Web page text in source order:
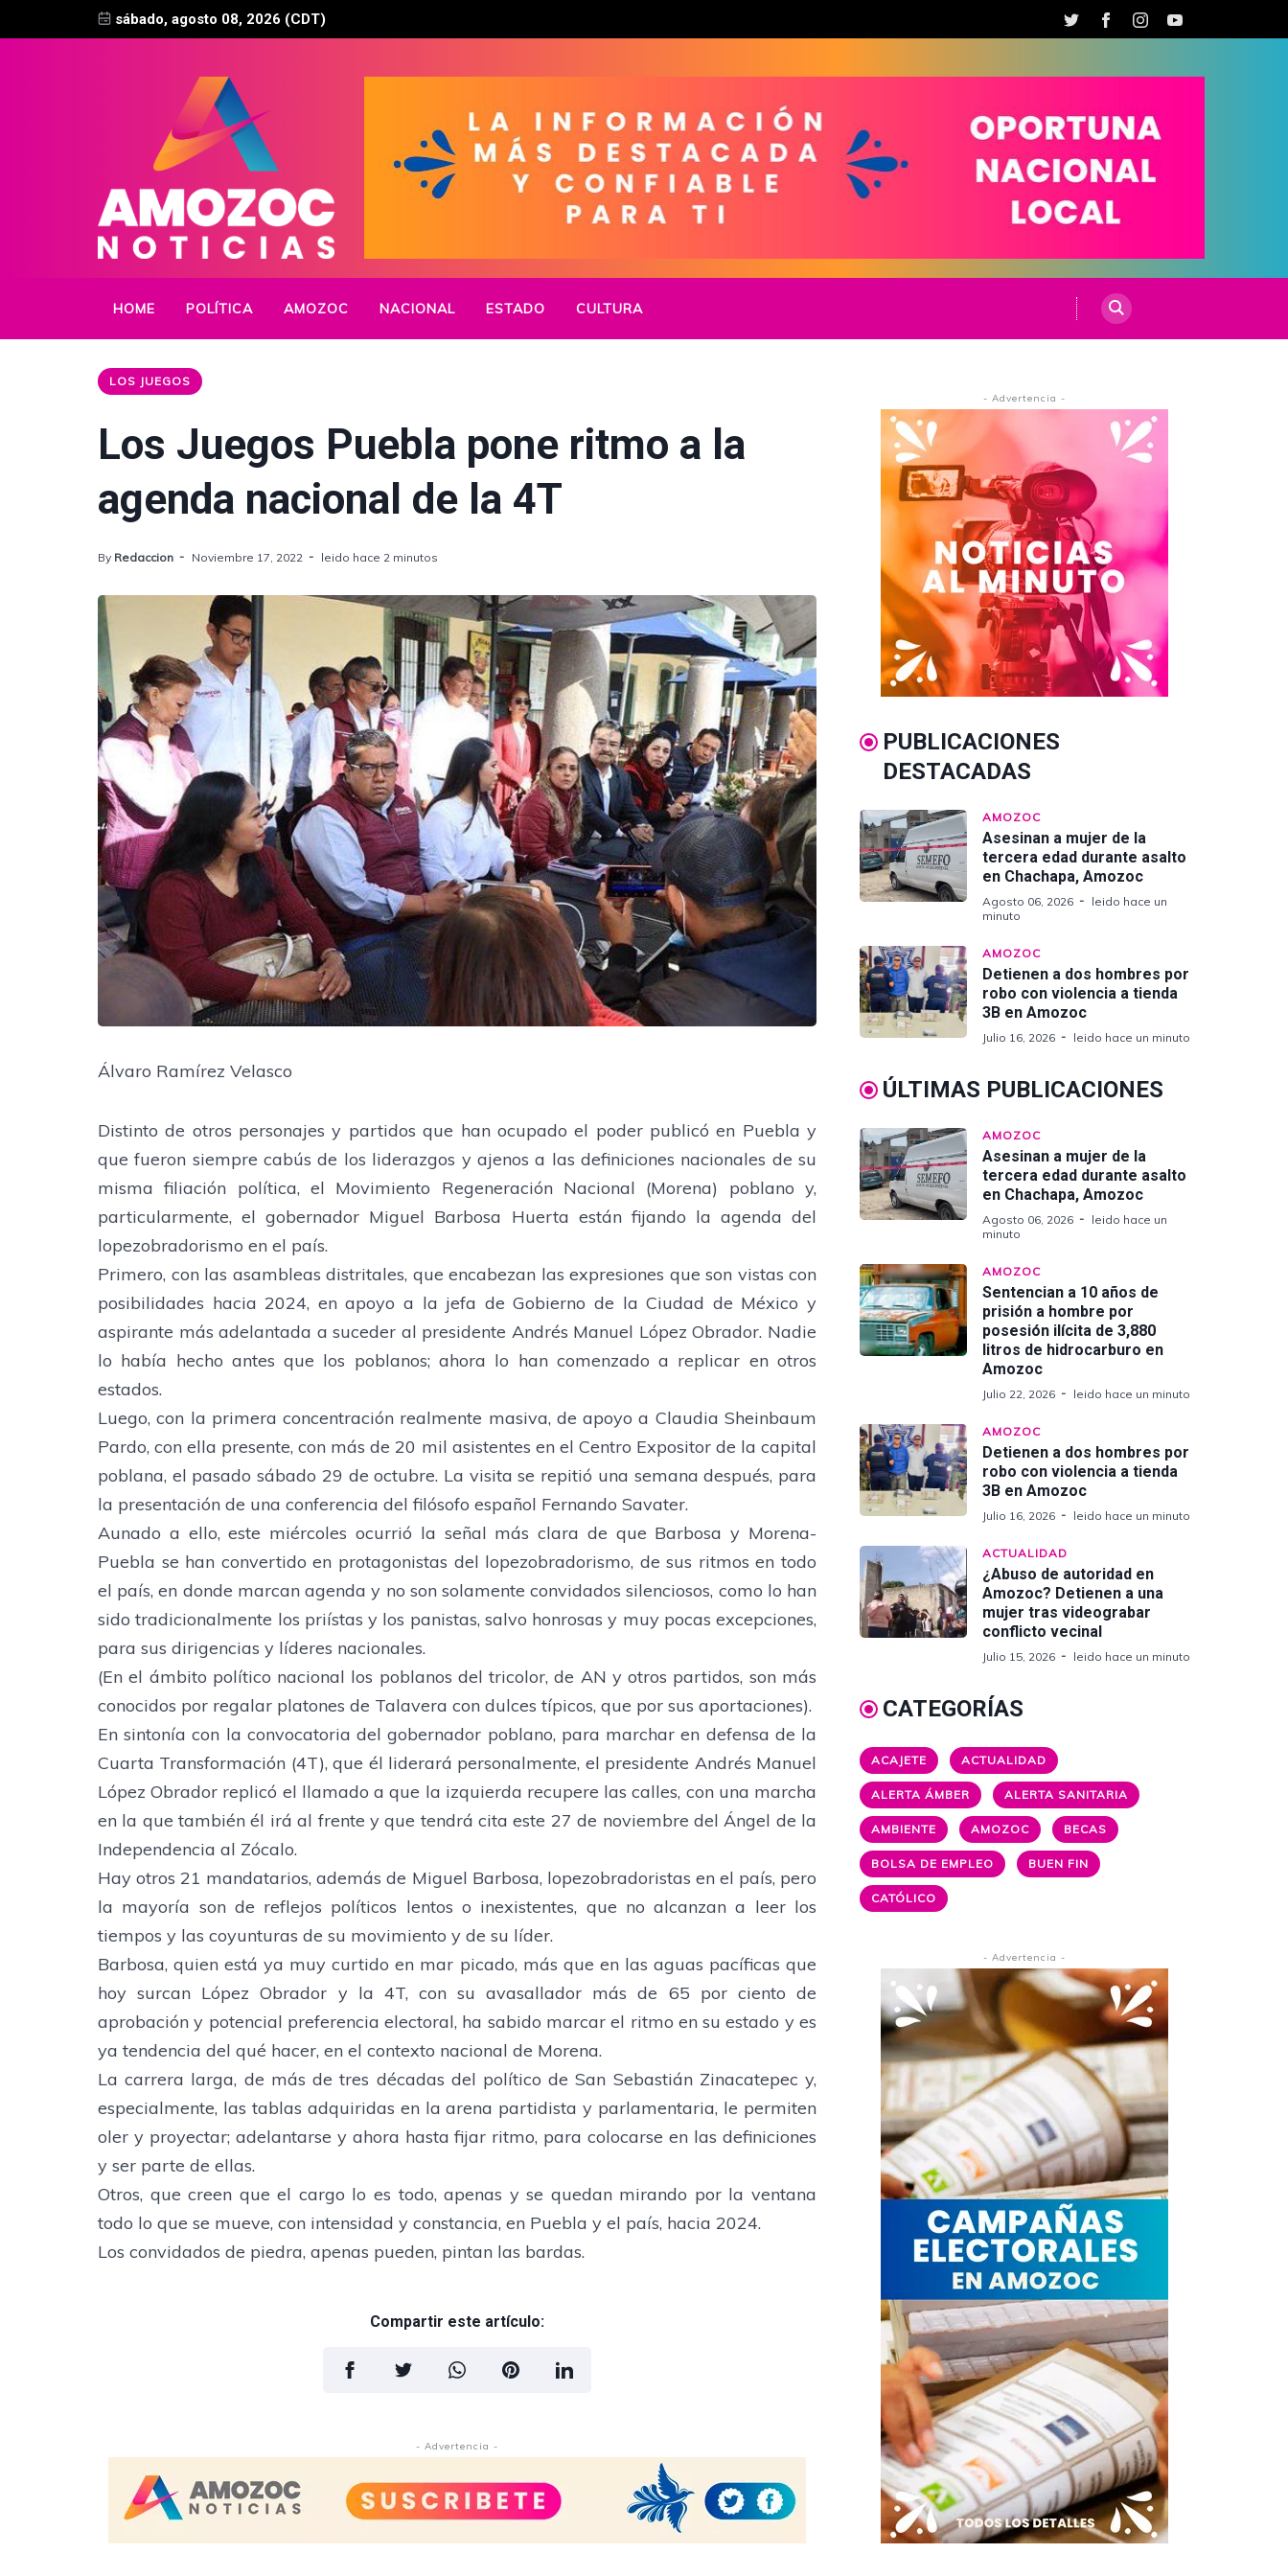
sábado, agosto 08, 2026 (CDT)
HOME POLÍTICA AMOZOC NACIONAL ESTADO CULTURA
LOS JUEGOS
Los Juegos Puebla pone ritmo a la
agenda nacional de la 4T
By Redaccion Noviembre 17, 2022 leido hace 2 minutos
Álvaro Ramírez Velasco
Distinto de otros personajes y partidos que han ocupado el poder publicó en Puebla y
que fueron siempre cabús de los liderazgos y ajenos a las definiciones nacionales de su
misma filiación política, el Movimiento Regeneración Nacional (Morena) poblano y,
particularmente, el gobernador Miguel Barbosa Huerta están fijando la agenda del
lopezobradorismo en el país.
Primero, con las asambleas distritales, que encabezan las expresiones que son vistas con
posibilidades hacia 2024, en apoyo a la jefa de Gobierno de la Ciudad de México y
aspirante más adelantada a suceder al presidente Andrés Manuel López Obrador. Nadie
lo había hecho antes que los poblanos; ahora lo han comenzado a replicar en otros
estados.
Luego, con la primera concentración realmente masiva, de apoyo a Claudia Sheinbaum
Pardo, con ella presente, con más de 20 mil asistentes en el Centro Expositor de la capital
poblana, el pasado sábado 29 de octubre. La visita se repitió una semana después, para
la presentación de una conferencia del filósofo español Fernando Savater.
Aunado a ello, este miércoles ocurrió la señal más clara de que Barbosa y Morena-
Puebla se han convertido en protagonistas del lopezobradorismo, de sus ritmos en todo
el país, en donde marcan agenda y no son solamente convidados silenciosos, como lo han
sido tradicionalmente los priístas y los panistas, salvo honrosas y muy pocas excepciones,
para sus dirigencias y líderes nacionales.
(En el ámbito político nacional los poblanos del tricolor, de AN y otros partidos, son más
conocidos por regalar platones de Talavera con dulces típicos, que por sus aportaciones).
En sintonía con la convocatoria del gobernador poblano, para marchar en defensa de la
Cuarta Transformación (4T), que él liderará personalmente, el presidente Andrés Manuel
López Obrador replicó el llamado a que la izquierda recupere las calles, con una marcha
en la que también él irá al frente y que tendrá cita este 27 de noviembre del Ángel de la
Independencia al Zócalo.
Hay otros 21 mandatarios, además de Miguel Barbosa, lopezobradoristas en el país, pero
la mayoría son de reflejos políticos lentos o inexistentes, que no alcanzan a leer los
tiempos y las coyunturas de su movimiento y de su líder.
Barbosa, quien está ya muy curtido en mar picado, más que en las aguas pacíficas que
hoy surcan López Obrador y la 4T, con su avasallador más de 65 por ciento de
aprobación y potencial preferencia electoral, ha sabido marcar el ritmo en su estado y es
ya tendencia del qué hacer, en el contexto nacional de Morena.
La carrera larga, de más de tres décadas del político de San Sebastián Zinacatepec y,
especialmente, las tablas adquiridas en la arena partidista y parlamentaria, le permiten
oler y proyectar; adelantarse y ahora hasta fijar ritmo, para colocarse en las definiciones
y ser parte de ellas.
Otros, que creen que el cargo lo es todo, apenas y se quedan mirando por la ventana
todo lo que se mueve, con intensidad y constancia, en Puebla y el país, hacia 2024.
Los convidados de piedra, apenas pueden, pintan las bardas.
Compartir este artículo:
- Advertencia -
- Advertencia -
PUBLICACIONES
DESTACADAS
AMOZOC
Asesinan a mujer de la
tercera edad durante asalto
en Chachapa, Amozoc
Agosto 06, 2026
leido hace un
minuto
AMOZOC
Detienen a dos hombres por
robo con violencia a tienda
3B en Amozoc
Julio 16, 2026 leido hace un minuto
ÚLTIMAS PUBLICACIONES
AMOZOC
Asesinan a mujer de la
tercera edad durante asalto
en Chachapa, Amozoc
Agosto 06, 2026
leido hace un
minuto
AMOZOC
Sentencian a 10 años de
prisión a hombre por
posesión ilícita de 3,880
litros de hidrocarburo en
Amozoc
Julio 22, 2026 leido hace un minuto
AMOZOC
Detienen a dos hombres por
robo con violencia a tienda
3B en Amozoc
Julio 16, 2026 leido hace un minuto
ACTUALIDAD
¿Abuso de autoridad en
Amozoc? Detienen a una
mujer tras videograbar
conflicto vecinal
Julio 15, 2026 leido hace un minuto
CATEGORÍAS
ACAJETE ACTUALIDAD
ALERTA ÁMBER ALERTA SANITARIA
AMBIENTE AMOZOC BECAS
BOLSA DE EMPLEO BUEN FIN
CATÓLICO
- Advertencia -